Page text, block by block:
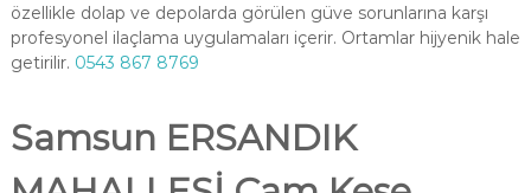
özellikle dolap ve depolarda görülen güve sorunlarına karşı
profesyonel ilaçlama uygulamaları içerir. Ortamlar hijyenik hale
getirilir. 0543 867 8769
Samsun ERSANDIK